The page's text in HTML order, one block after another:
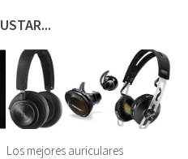
Los mejores auriculares